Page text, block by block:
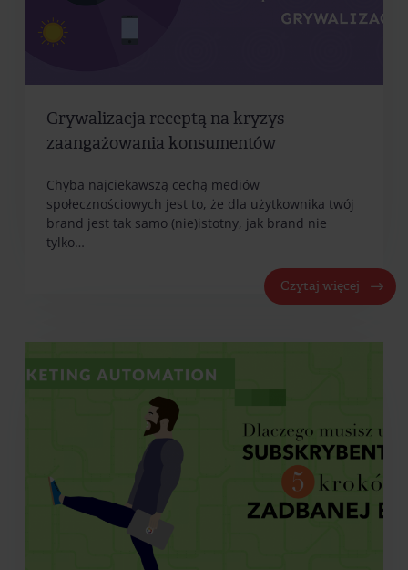
Grywalizacja receptą na kryzys
zaangażowania konsumentów
Chyba najciekawszą cechą mediów
społecznościowych jest to, że dla użytkownika twój
brand jest tak samo (nie)istotny, jak brand nie
tylko…
Czytaj więcej